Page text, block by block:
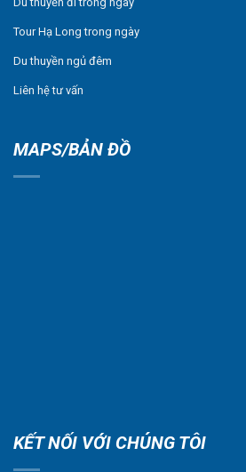
Tour Hạ Long trong ngày
Du thuyền ngủ đêm
Liên hệ tư vấn
MAPS/BẢN ĐỒ
KẾT NỐI VỚI CHÚNG TÔI